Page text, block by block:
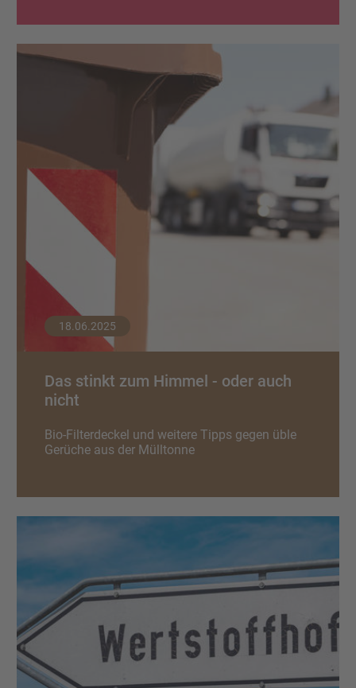
18.06.2025
Das stinkt zum Himmel - oder auch
nicht
Bio-Filterdeckel und weitere Tipps gegen üble
Gerüche aus der Mülltonne